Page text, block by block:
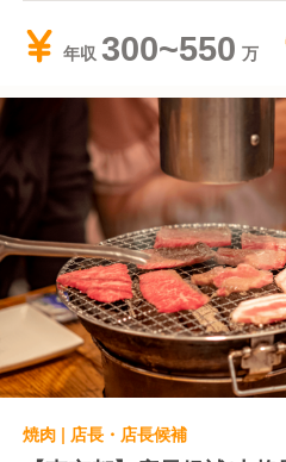
年収 300~550
焼肉 | 店長・店長候補